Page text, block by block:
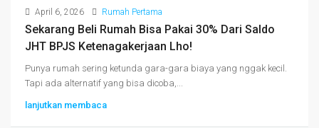
April 6, 2026 Rumah Pertama
Sekarang Beli Rumah Bisa Pakai 30% Dari Saldo
JHT BPJS Ketenagakerjaan Lho!
Punya rumah sering ketunda gara-gara biaya yang nggak kecil.
Tapi ada alternatif yang bisa dicoba,...
lanjutkan membaca